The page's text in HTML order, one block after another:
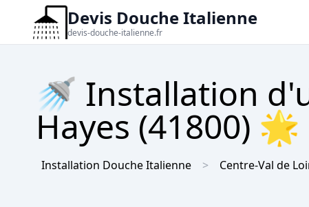
Devis Douche Italienne
devis-douche-italienne.fr
🚿 Installation
Hayes (41800)
Installation Douche Italienne Centre-Val de